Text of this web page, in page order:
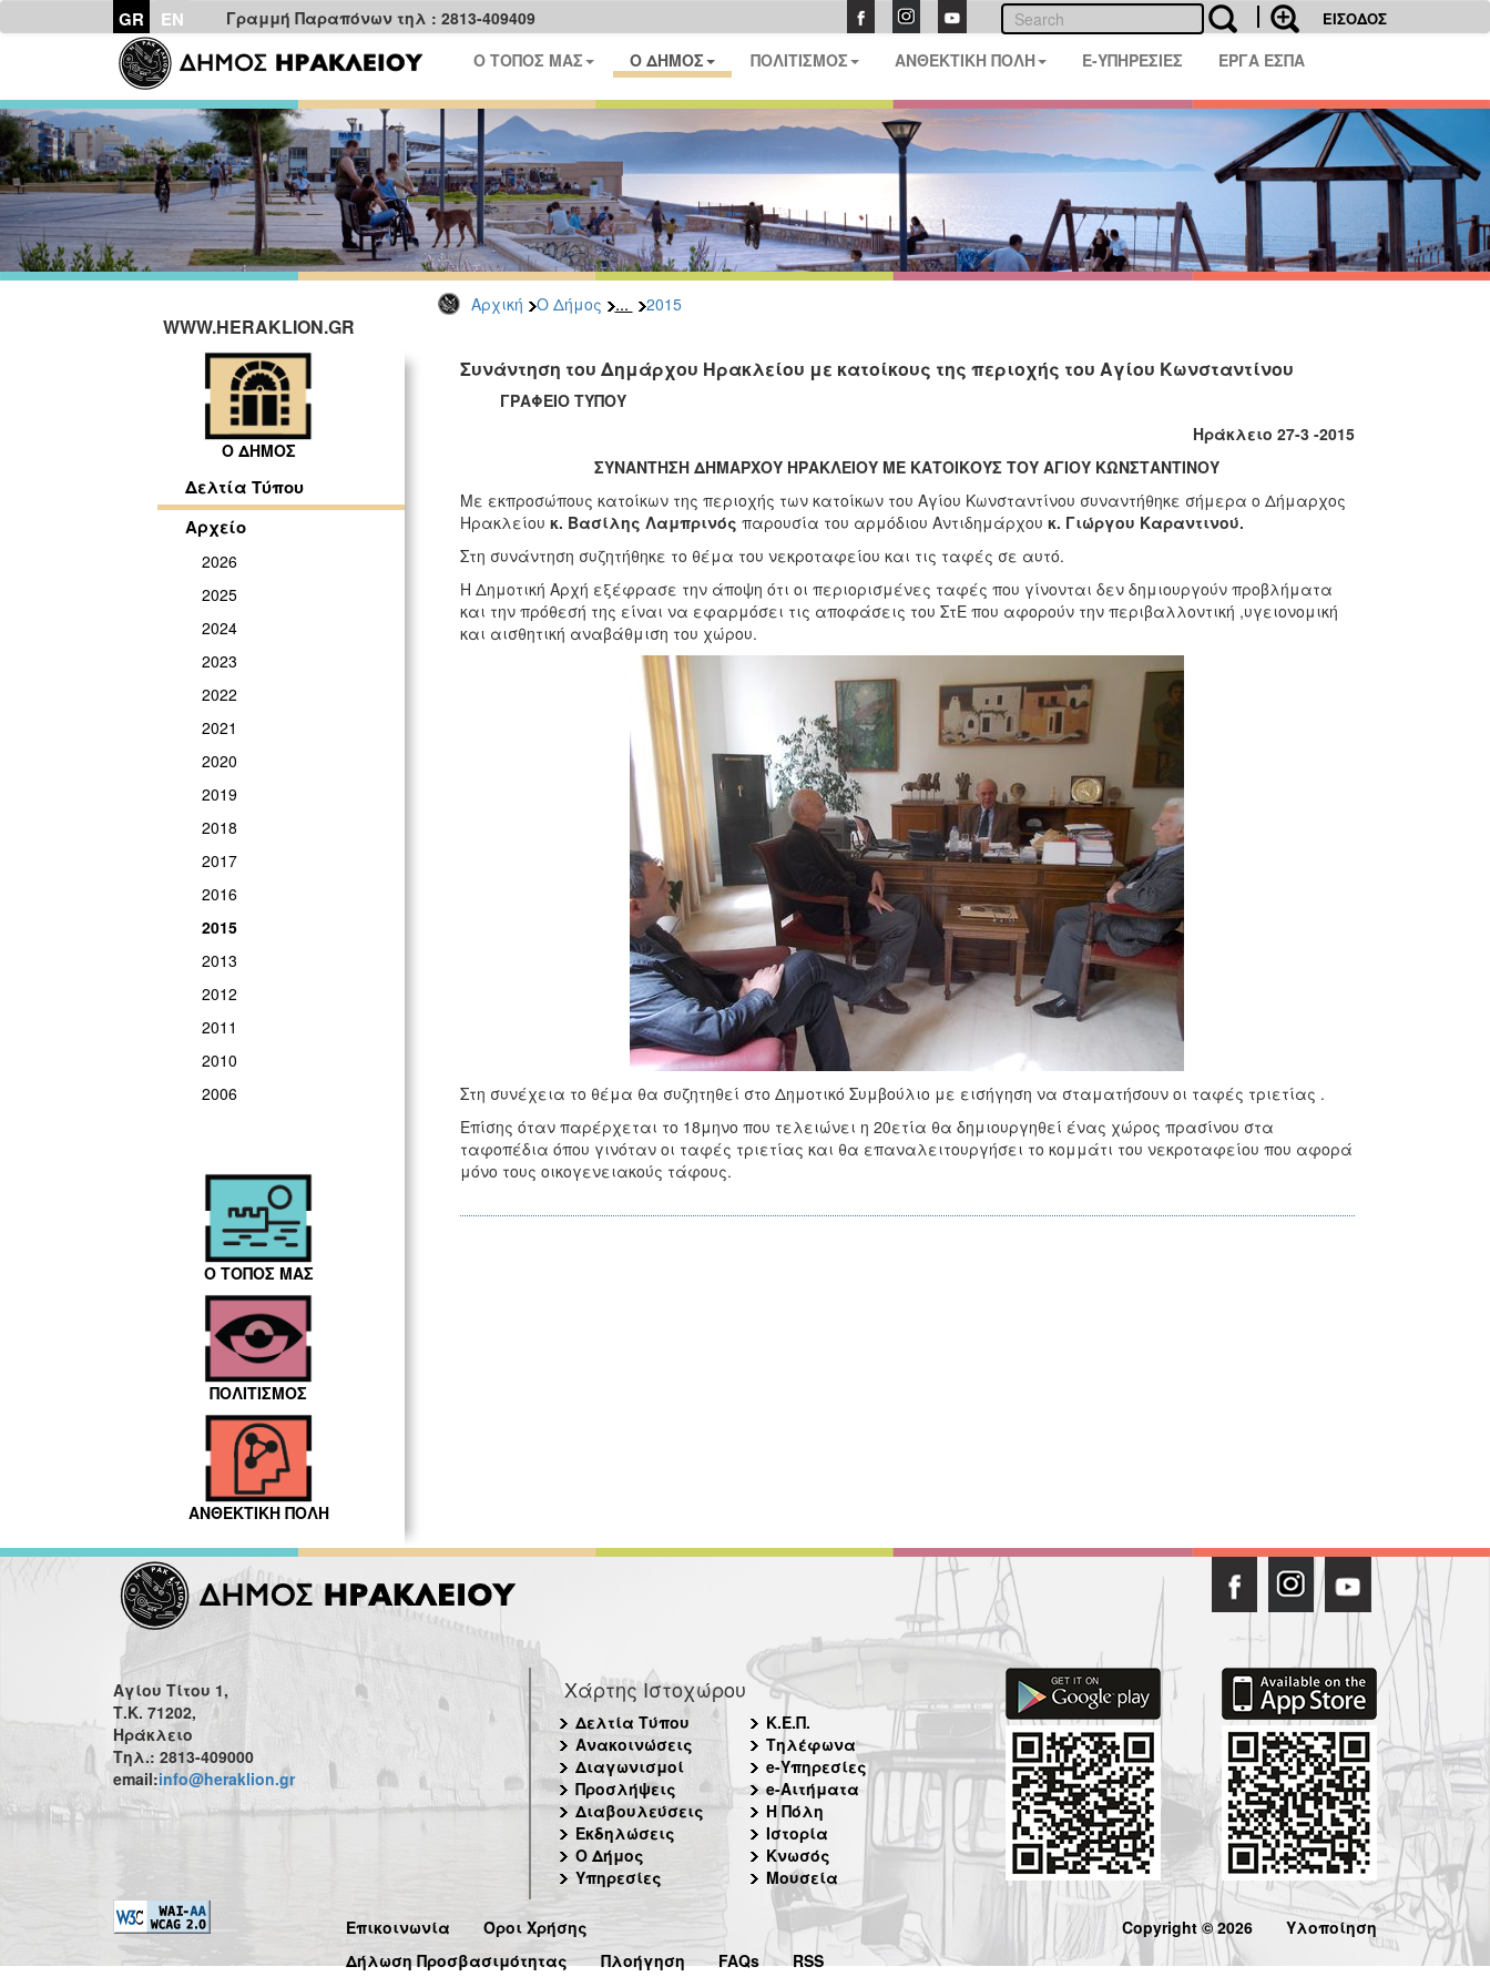
GR EN Γραμμή Παραπόνων τηλ : 2813-409409 ΕΙΣΟΔΟΣ
Ο ΤΟΠΟΣ ΜΑΣ Ο ΔΗΜΟΣ ΠΟΛΙΤΙΣΜΟΣ ΑΝΘΕΚΤΙΚΗ ΠΟΛΗ E-ΥΠΗΡΕΣΙΕΣ ΕΡΓΑ ΕΣΠΑ
Αρχική Ο Δήμος ... 2015
WWW.HERAKLION.GR
Ο ΔΗΜΟΣ
Δελτία Τύπου
Αρχείο
2026
2025
2024
2023
2022
2021
2020
2019
2018
2017
2016
2015
2013
2012
2011
2010
2006
Ο ΤΟΠΟΣ ΜΑΣ
ΠΟΛΙΤΙΣΜΟΣ
ΑΝΘΕΚΤΙΚΗ ΠΟΛΗ
Συνάντηση του Δημάρχου Ηρακλείου με κατοίκους της περιοχής του Αγίου Κωνσταντίνου
ΓΡΑΦΕΙΟ ΤΥΠΟΥ
Ηράκλειο 27-3 -2015
ΣΥΝΑΝΤΗΣΗ ΔΗΜΑΡΧΟΥ ΗΡΑΚΛΕΙΟΥ ΜΕ ΚΑΤΟΙΚΟΥΣ ΤΟΥ ΑΓΙΟΥ ΚΩΝΣΤΑΝΤΙΝΟΥ
Με εκπροσώπους κατοίκων της περιοχής των κατοίκων του Αγίου Κωνσταντίνου συναντήθηκε σήμερα ο Δήμαρχος
Ηρακλείου κ. Βασίλης Λαμπρινός παρουσία του αρμόδιου Αντιδημάρχου κ. Γιώργου Καραντινού.
Στη συνάντηση συζητήθηκε το θέμα του νεκροταφείου και τις ταφές σε αυτό.
Η Δημοτική Αρχή εξέφρασε την άποψη ότι οι περιορισμένες ταφές που γίνονται δεν δημιουργούν προβλήματα
και την πρόθεσή της είναι να εφαρμόσει τις αποφάσεις του ΣτΕ που αφορούν την περιβαλλοντική ,υγειονομική
και αισθητική αναβάθμιση του χώρου.
Στη συνέχεια το θέμα θα συζητηθεί στο Δημοτικό Συμβούλιο με εισήγηση να σταματήσουν οι ταφές τριετίας .
Επίσης όταν παρέρχεται το 18μηνο που τελειώνει η 20ετία θα δημιουργηθεί ένας χώρος πρασίνου στα
ταφοπέδια όπου γινόταν οι ταφές τριετίας και θα επαναλειτουργήσει το κομμάτι του νεκροταφείου που αφορά
μόνο τους οικογενειακούς τάφους.
Αγίου Τίτου 1,
Τ.Κ. 71202,
Ηράκλειο
Τηλ.: 2813-409000
email:info@heraklion.gr
Χάρτης Ιστοχώρου
Δελτία Τύπου
Ανακοινώσεις
Διαγωνισμοί
Προσλήψεις
Διαβουλεύσεις
Εκδηλώσεις
Ο Δήμος
Υπηρεσίες
Κ.Ε.Π.
Τηλέφωνα
e-Υπηρεσίες
e-Αιτήματα
Η Πόλη
Ιστορία
Κνωσός
Μουσεία
Επικοινωνία
Όροι Χρήσης
Δήλωση Προσβασιμότητας
Πλοήγηση FAQs RSS
Copyright © 2026 Υλοποίηση